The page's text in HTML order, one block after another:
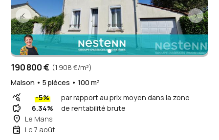
190 800 € (1 908 €/m²)
Maison • 5 pièces • 100 m²
query_stats -5% par rapport au prix moyen dans la zone
savings 6.34% de rentabilité brute
place Le Mans
event Le 7 août